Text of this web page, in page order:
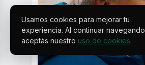
Usamos cookies para mejorar tu
experiencia. Al continuar navegando,
aceptás nuestro uso de cookies.